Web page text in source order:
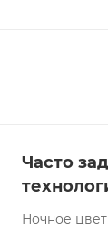
класс 0,
Часто
Ночное